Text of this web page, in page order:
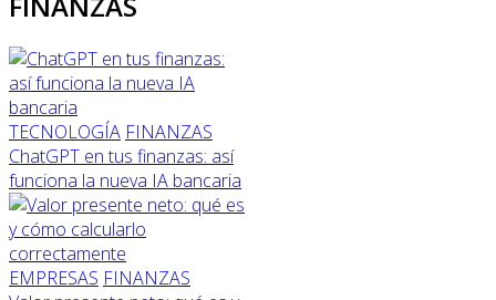
TECNOLOGÍA FINANZAS
ChatGPT en tus finanzas: así
funciona la nueva IA bancaria
EMPRESAS FINANZAS